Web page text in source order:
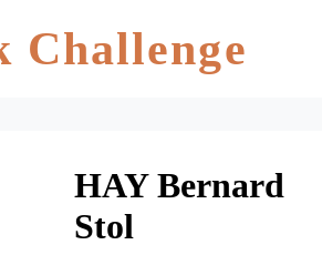
Challenge
HAY Bernard
Stol